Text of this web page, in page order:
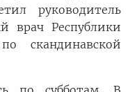
руководитель
врач Республики
скандинавской